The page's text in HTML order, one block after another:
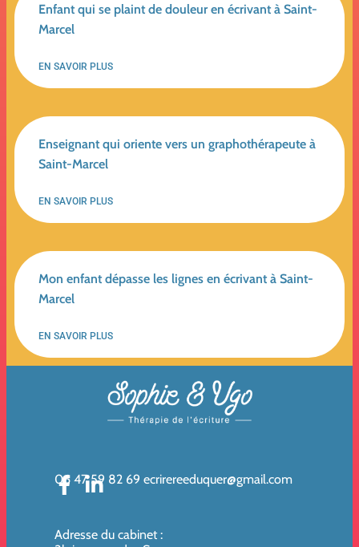
Enfant qui se plaint de douleur en écrivant à Saint-
Marcel
EN SAVOIR PLUS
Enseignant qui oriente vers un graphothérapeute à
Saint-Marcel
EN SAVOIR PLUS
Mon enfant dépasse les lignes en écrivant à Saint-
Marcel
EN SAVOIR PLUS
06 47 59 82 69 ecrirereeduquer@gmail.com
Adresse du cabinet :